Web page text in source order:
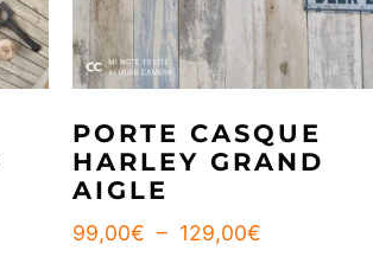
PORTE CASQUE
HARLEY GRAND
AIGLE
99,00€ – 129,00€